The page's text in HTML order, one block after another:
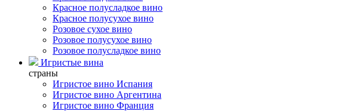
Красное полусладкое вино
Красное полусухое вино
Розовое сухое вино
Розовое полусухое вино
Розовое полусладкое вино
Игристые вина
страны
Игристое вино Испания
Игристое вино Аргентина
Игристое вино Франция